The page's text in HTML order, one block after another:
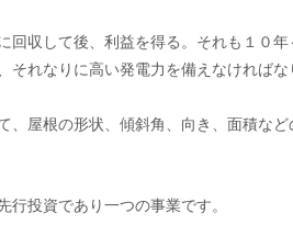
収して後、利益を得る。それも１０年
それなりに高い発電力を備えなければ
、屋根の形状、傾斜角、向き、面積な
投資であり一つの事業です。